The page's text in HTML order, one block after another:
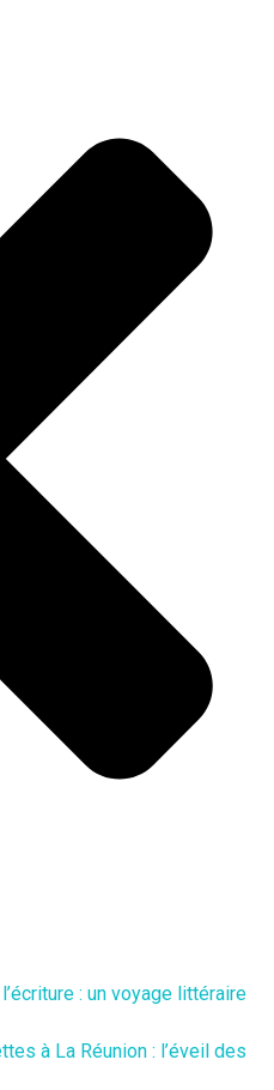
: un voyage littéraire
à La Réunion : l’éveil des